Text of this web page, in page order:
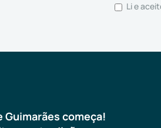
Li e
Guimarães começa!